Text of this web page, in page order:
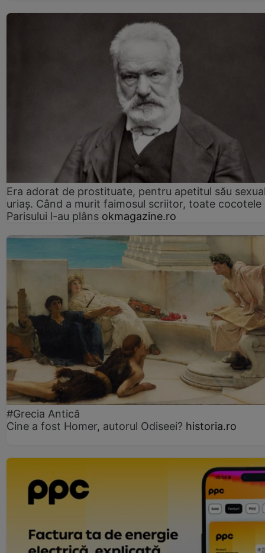
Era adorat de prostituate, pentru apetitul său
uriaș. Când a murit faimosul scriitor, toate cocotele
Parisului l-au plâns okmagazine.ro
#Grecia Antică
Cine a fost Homer, autorul Odiseei? historia.ro